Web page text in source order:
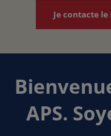
Je contacte
APS.